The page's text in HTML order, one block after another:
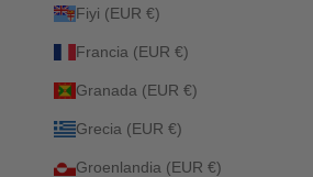
Fiyi (EUR €)
Francia (EUR €)
Granada (EUR €)
Grecia (EUR €)
Groenlandia (EUR €)